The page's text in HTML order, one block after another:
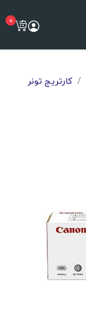
0
کارتریج تونر